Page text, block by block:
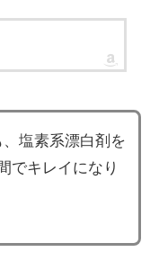
塩素系漂白剤を
でキレイになり